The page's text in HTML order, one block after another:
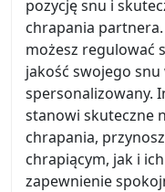
pozycję snu i
chrapania
możesz regulować
jakość swojego
spersonalizowany.
stanowi skuteczne
chrapania,
chrapiącym, jak i
zapewnienie